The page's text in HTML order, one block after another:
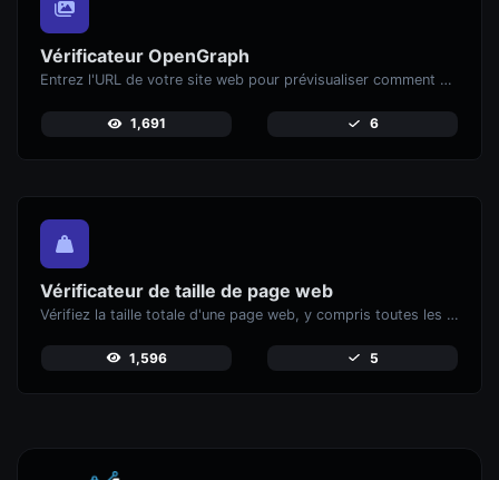
Vérificateur OpenGraph
Entrez l'URL de votre site web pour prévisualiser comment vos pages apparaiss
1,691 6
Vérificateur de taille de page web
Vérifiez la taille totale d'une page web, y compris toutes les ressources, pour une analyse de performance.
1,596 5